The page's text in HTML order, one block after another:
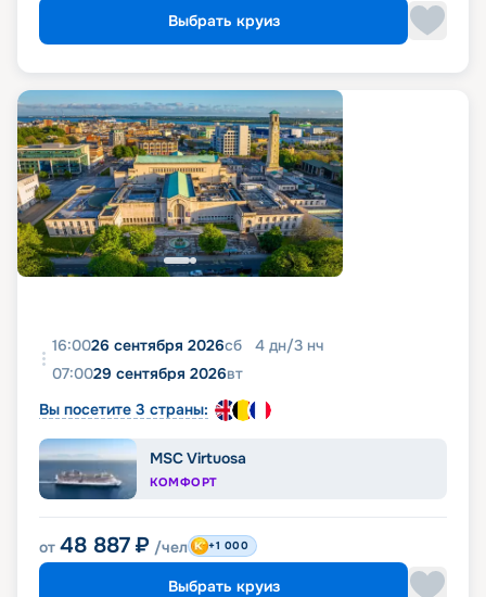
Выбрать круиз
16:0026 сентября 2026сб 4 дн/3 нч
07:0029 сентября 2026вт
Вы посетите 3 страны:
MSC Virtuosa
КОМФОРТ
от 48 887 ₽ /чел +1 000
Выбрать круиз